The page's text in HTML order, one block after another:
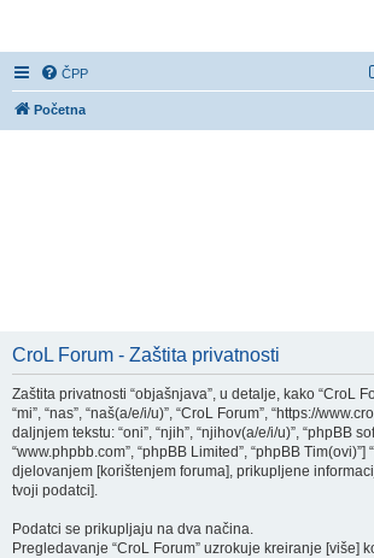
ČPP
Početna
CroL Forum - Zaštita privatnosti
Zaštita privatnosti “objašnjava”, u detalje, kako “CroL
“mi”, “nas”, “naš(a/e/i/u)”, “CroL Forum”, “https://
daljnjem tekstu: “oni”, “njih”, “njihov(a/e/i/u)”, “phpBB
“www.phpbb.com”, “phpBB Limited”, “phpBB Tim(ovi)”]
djelovanjem [korištenjem foruma], prikupljene
tvoji podatci].
Podatci se prikupljaju na dva načina.
Pregledavanje “CroL Forum” uzrokuje kreiranje [više]